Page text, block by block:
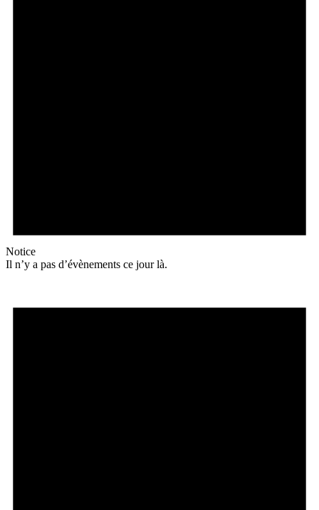
Notice
Il n’y a pas d’évènements ce jour là.